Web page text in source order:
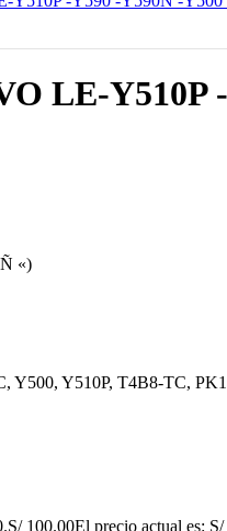
LE-Y510P
«)
Y500, Y510P, T4B8-TC,
S/100.00El precio actual es: